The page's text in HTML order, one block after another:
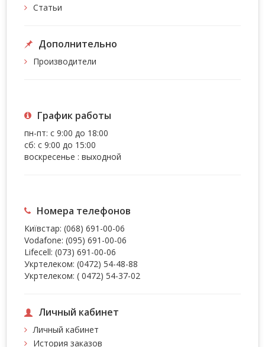
Статьи
Дополнительно
Производители
График работы
пн-пт: с 9:00 до 18:00
сб: с 9:00 до 15:00
воскресенье : выходной
Номера телефонов
Київстар: (068) 691-00-06
Vodafone: (095) 691-00-06
Lifecell: (073) 691-00-06
Укртелеком: (0472) 54-48-88
Укртелеком: ( 0472) 54-37-02
Личный кабинет
Личный кабинет
История заказов